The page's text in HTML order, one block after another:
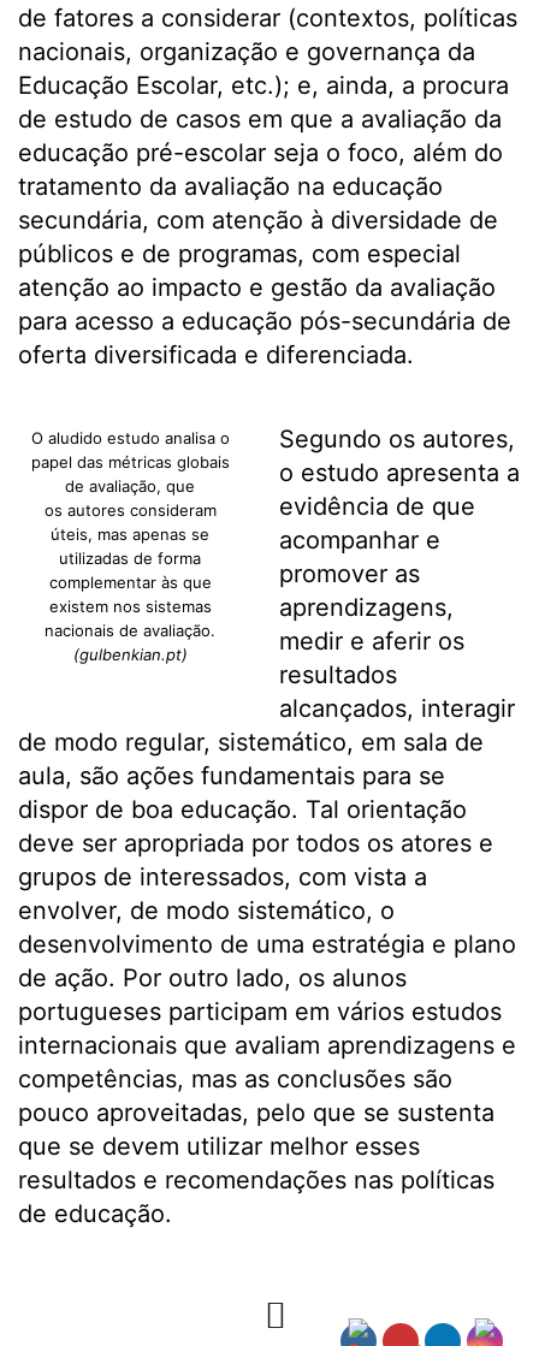
de fatores a considerar (contextos, políticas
nacionais, organização e governança da
Educação Escolar, etc.); e, ainda, a procura
de estudo de casos em que a avaliação da
educação pré-escolar seja o foco, além do
tratamento da avaliação na educação
secundária, com atenção à diversidade de
públicos e de programas, com especial
atenção ao impacto e gestão da avaliação
para acesso a educação pós-secundária de
oferta diversificada e diferenciada.
O aludido estudo analisa o
papel das métricas globais
de avaliação, que
os autores consideram
úteis, mas apenas se
utilizadas de forma
complementar às que
existem nos sistemas
nacionais de avaliação.
(gulbenkian.pt)
Segundo os autores,
o estudo apresenta a
evidência de que
acompanhar e
promover as
aprendizagens,
medir e aferir os
resultados
alcançados, interagir
de modo regular, sistemático, em sala de
aula, são ações fundamentais para se
dispor de boa educação. Tal orientação
deve ser apropriada por todos os atores e
grupos de interessados, com vista a
envolver, de modo sistemático, o
desenvolvimento de uma estratégia e plano
de ação. Por outro lado, os alunos
portugueses participam em vários estudos
internacionais que avaliam aprendizagens e
competências, mas as conclusões são
pouco aproveitadas, pelo que se sustenta
que se devem utilizar melhor esses
resultados e recomendações nas políticas
de educação.